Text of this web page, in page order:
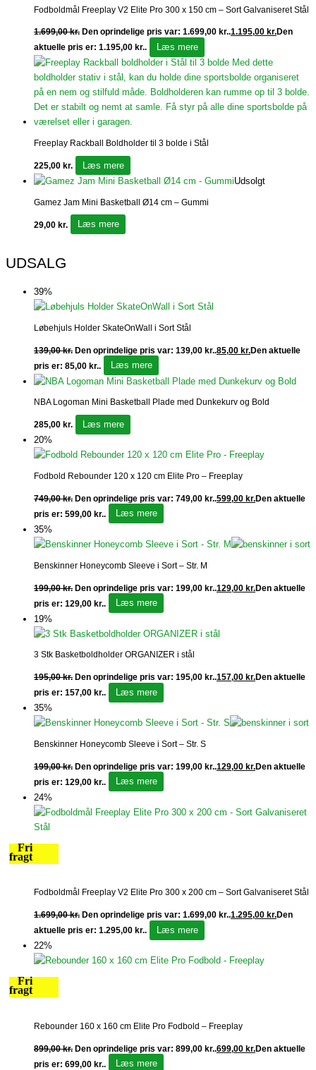
Fodboldmål Freeplay V2 Elite Pro 300 x 150 cm – Sort Galvaniseret Stål
1.699,00kr. Den oprindelige pris var: 1.699,00 kr..1.195,00 kr.Den
aktuelle pris er: 1.195,00 kr..
Læs mere
Freeplay Rackball Boldholder til 3 bolde i Stål
225,00 kr.
Læs mere
Udsolgt
Gamez Jam Mini Basketball Ø14 cm – Gummi
29,00 kr. Læs mere
UDSALG
39%
Løbehjuls Holder SkateOnWall i Sort Stål
139,00kr. Den oprindelige pris var: 139,00 kr..85,00 kr.Den aktuelle
pris er: 85,00 kr..
Læs mere
NBA Logoman Mini Basketball Plade med Dunkekurv og Bold
285,00 kr.
Læs mere
20%
Fodbold Rebounder 120 x 120 cm Elite Pro – Freeplay
749,00kr. Den oprindelige pris var: 749,00 kr..599,00 kr.Den aktuelle
pris er: 599,00 kr..
Læs mere
35%
Benskinner Honeycomb Sleeve i Sort – Str. M
199,00kr. Den oprindelige pris var: 199,00 kr..129,00 kr.Den aktuelle
pris er: 129,00 kr..
Læs mere
19%
3 Stk Basketboldholder ORGANIZER i stål
195,00kr. Den oprindelige pris var: 195,00 kr..157,00 kr.Den aktuelle
pris er: 157,00 kr..
Læs mere
35%
Benskinner Honeycomb Sleeve i Sort – Str. S
199,00kr. Den oprindelige pris var: 199,00 kr..129,00 kr.Den aktuelle
pris er: 129,00 kr..
Læs mere
24%
Fri
fragt
Fodboldmål Freeplay V2 Elite Pro 300 x 200 cm – Sort Galvaniseret Stål
1.699,00kr. Den oprindelige pris var: 1.699,00 kr..1.295,00 kr.Den
aktuelle pris er: 1.295,00 kr..
Læs mere
22%
Fri
fragt
Rebounder 160 x 160 cm Elite Pro Fodbold – Freeplay
899,00kr. Den oprindelige pris var: 899,00 kr..699,00 kr.Den aktuelle
pris er: 699,00 kr..
Læs mere